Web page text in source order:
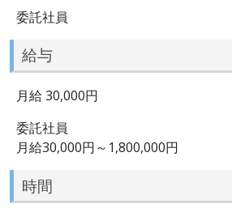
委託社員
給与
月給 30,000円
委託社員
月給30,000円～1,800,000円
時間